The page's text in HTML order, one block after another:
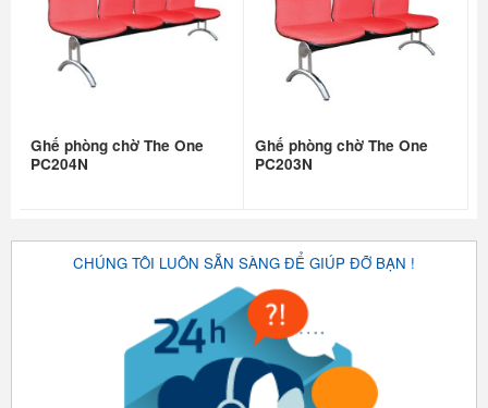
Ghế phòng chờ The One
PC204N
Ghế phòng chờ The One
PC203N
CHÚNG TÔI LUÔN SẴN SÀNG ĐỂ GIÚP ĐỠ BẠN !